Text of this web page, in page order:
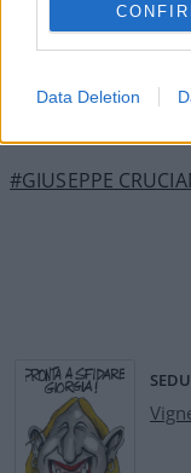
Data Deletion
Nicolaporro.it è
aggiornati (gratis).
#GIUSEPPE